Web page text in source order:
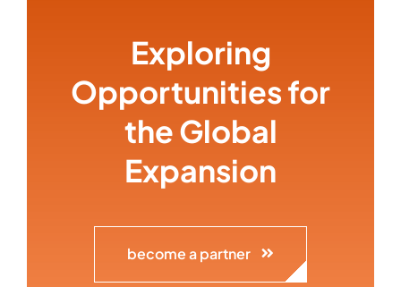
Exploring
Opportunities for
the Global
Expansion
become a partner